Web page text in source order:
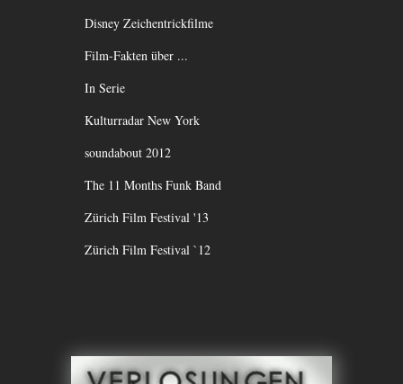
Disney Zeichentrickfilme
Film-Fakten über ...
In Serie
Kulturradar New York
soundabout 2012
The 11 Months Funk Band
Zürich Film Festival '13
Zürich Film Festival `12